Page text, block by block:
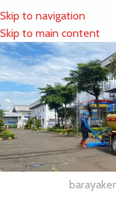
Skip to navigation
Skip to main content
MENU
Layanan
Wilayah